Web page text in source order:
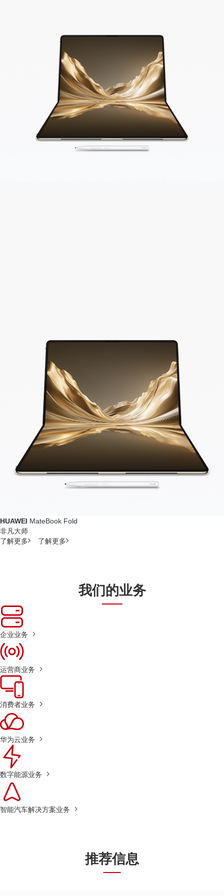
HUAWEI MateBook Fold
非凡大师
了解更多
了解更多
我们的业务
企业业务
运营商业务
消费者业务
华为云业务
数字能源业务
智能汽车解决方案业务
推荐信息